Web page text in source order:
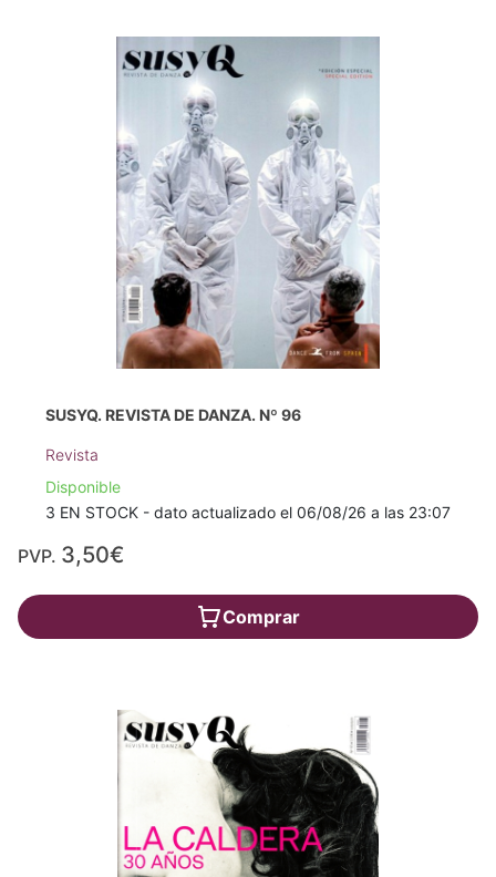
SUSYQ. REVISTA DE DANZA. Nº 96
Revista
Disponible
3 EN STOCK - dato actualizado el 06/08/26 a las 23:07
PVP. 3,50€
Comprar